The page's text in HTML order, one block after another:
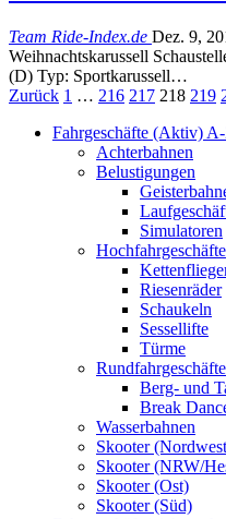
Team Ride-Index.de Dez. 9,
Weihnachtskarussell
(D) Typ: Sportkarussell…
Zurück 1 … 216 217 218 219
Fahrgeschäfte (Aktiv)
Achterbahnen
Belustigungen
Simulatoren
Hochfahrgeschäfte
Riesenräder
Schaukeln
Sessellifte
Türme
Rundfahrgeschäfte
Berg- und
Break
Wasserbahnen
Skooter
Skooter (NRW/
Skooter (Ost)
Skooter (Süd)